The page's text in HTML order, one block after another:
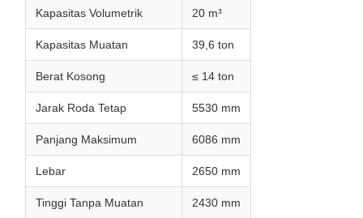
Kapasitas Volumetrik 20 m³
Kapasitas Muatan 39,6 ton
Berat Kosong ≤ 14 ton
Jarak Roda Tetap 5530 mm
Panjang Maksimum 6086 mm
Lebar 2650 mm
Tinggi Tanpa Muatan 2430 mm